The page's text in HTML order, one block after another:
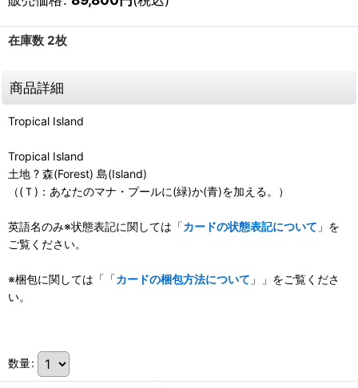
在庫数 2枚
商品詳細
Tropical Island
Tropical Island
土地 ? 森(Forest) 島(Island)
（(Ｔ)：あなたのマナ・プールに(緑)か(青)を加える。）
英語名のみ※状態表記に関しては「カードの状態表記について 」を
ご覧ください。
※梱包に関しては「「カードの梱包方法について 」」をご覧くださ
い。
数量: